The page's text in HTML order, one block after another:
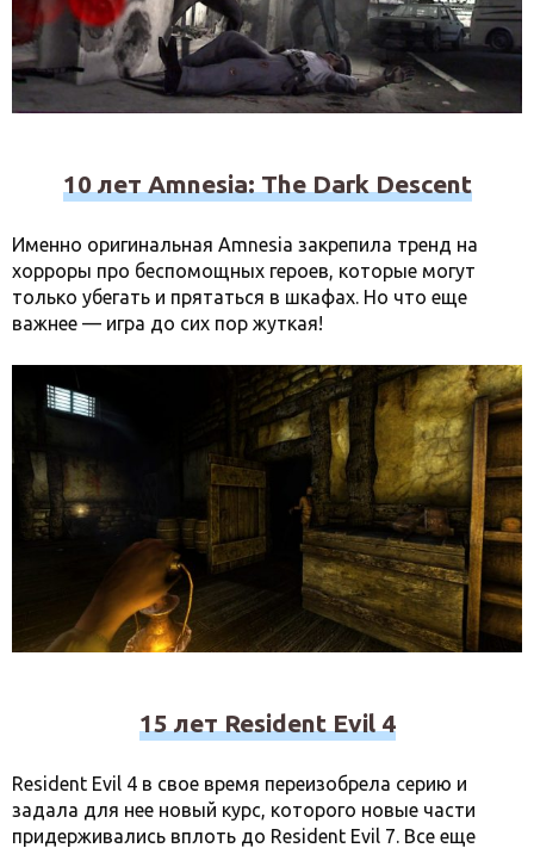
10 лет Amnesia: The Dark Descent
Именно оригинальная Amnesia закрепила тренд на
хорроры про беспомощных героев, которые могут
только убегать и прятаться в шкафах. Но что еще
важнее — игра до сих пор жуткая!
15 лет Resident Evil 4
Resident Evil 4 в свое время переизобрела серию и
задала для нее новый курс, которого новые части
придерживались вплоть до Resident Evil 7. Все еще